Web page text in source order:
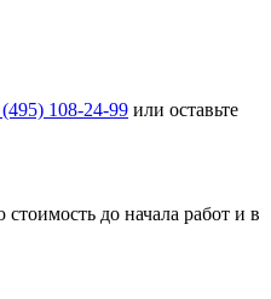
108-24-99 или оставьте
до начала работ и в